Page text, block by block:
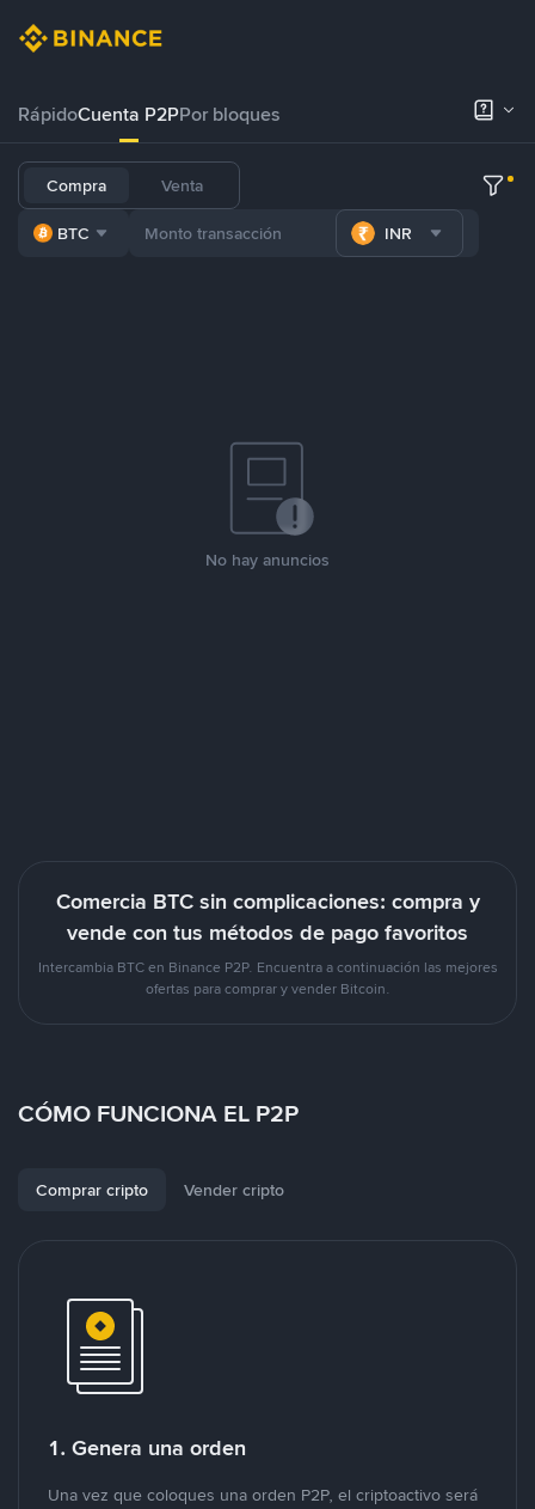
RápidoCuenta P2PPor bloques
Compra Venta
BTC INR
No hay anuncios
Comercia BTC sin complicaciones: compra y
vende con tus métodos de pago favoritos
Intercambia BTC en Binance P2P. Encuentra a continuación las mejores
ofertas para comprar y vender Bitcoin.
CÓMO FUNCIONA EL P2P
Comprar cripto Vender cripto
1. Genera una orden
Una vez que coloques una orden P2P, el criptoactivo será